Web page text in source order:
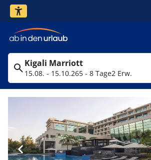
Kigali Marriott
15.08. - 15.10.265 - 8 Tage2 Erw.